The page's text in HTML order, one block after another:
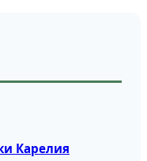
Карелия